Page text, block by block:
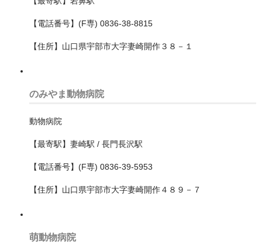
泉南郡熊取町
泉南郡田尻町
箕面市
羽曳野市
茨木市
藤井寺市
豊中市
【電話番号】(F専) 0836-38-8815
【住所】山口県宇部市大字妻崎開作３８－１
のみやま動物病院
動物病院
【最寄駅】妻崎駅 / 長門長沢駅
【電話番号】(F専) 0836-39-5953
【住所】山口県宇部市大字妻崎開作４８９－７
萌動物病院